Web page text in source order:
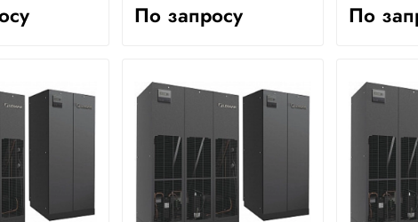
По запросу По